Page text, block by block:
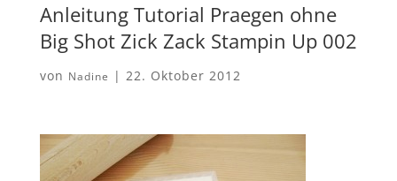
Anleitung Tutorial Praegen ohne
Big Shot Zick Zack Stampin Up 002
von Nadine | 22. Oktober 2012